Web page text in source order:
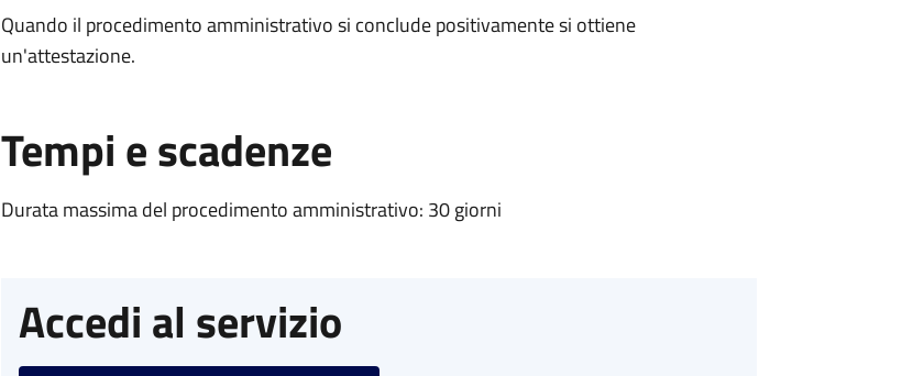
Quando il procedimento amministrativo si conclude positivamente si ottiene
un'attestazione.
Tempi e scadenze
Durata massima del procedimento amministrativo: 30 giorni
Accedi al servizio